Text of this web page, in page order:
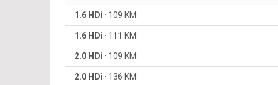
1.6 HDi · 109 KM
1.6 HDi · 111 KM
2.0 HDi · 109 KM
2.0 HDi · 136 KM